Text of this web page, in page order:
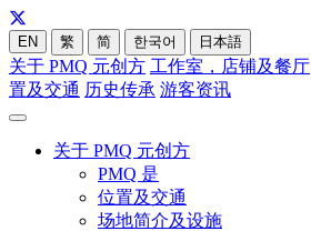
EN 繁 简 한국어 日本語
关于 PMQ 元创方 工作室，店铺及餐厅
置及交通 历史传承 游客资讯
关于 PMQ 元创方
PMQ 是
位置及交通
场地简介及设施